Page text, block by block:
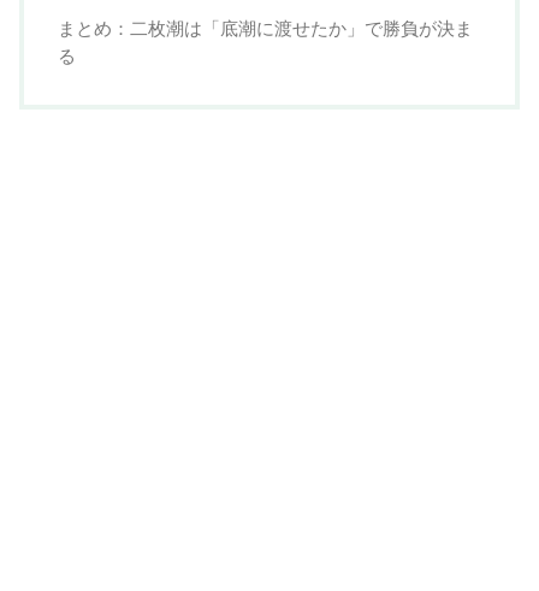
まとめ：二枚潮は「底潮に渡せたか」で勝負が決ま
る